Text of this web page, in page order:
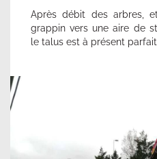
Après débit des arbres,
grappin vers une aire de
le talus est à présent